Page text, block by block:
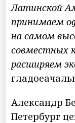
Латинской
принимаем
на самом
совместных
расширяем
Александр
Петербург